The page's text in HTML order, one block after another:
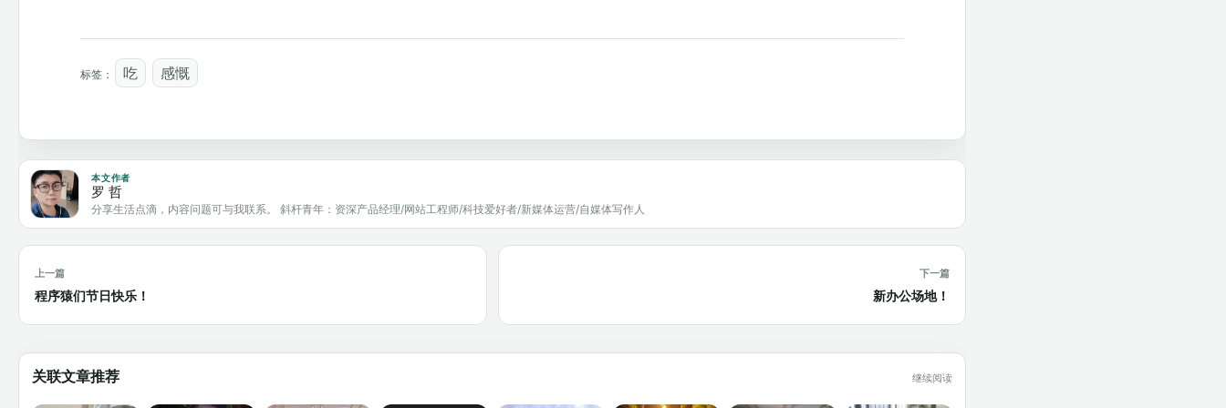
标签： 吃 感慨
本文作者
罗 哲
分享生活点滴，内容问题可与我联系。 斜杆青年：资深产品经理/网站工程师/科技爱好者/新媒体运营/自媒体写作人
上一篇
程序猿们节日快乐！
下一篇
新办公场地！
关联文章推荐 继续阅读